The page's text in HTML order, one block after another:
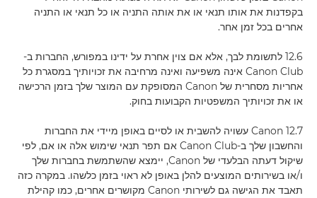
בקפדנות את אותו תנאי או את אותה התניה או כל תנאי או התניה
אחרים בכל זמן אחר.
12.6 לתשומת לבך, אלא אם צוין אחרת על ידינו במפורש, החברות ב-
Canon Club אינה משפיעה ואינה מרחיבה את זכויותיך במסגרת כל
אחריות מסחרית של Canon המסופקת עם המוצר שלך בזמן הרכישה
או את זכויותיך המשפטיות הקבועות בחוק.
12.7 Canon עשויה להשבית או לסיים באופן מיידי את החברות
והחשבון שלך ב-Canon Club אם תפר תנאי שימוש אלה או אם, לפי
שיקול דעתה הבלעדי של Canon, יימצא שהשתמשת בחברות שלך
ו/או בשירותים המוצעים להלן באופן לא ראוי בזמן כלשהו. במקרה כזה
תאבד את הגישה גם לשירותי Canon מקושרים אחרים, כמו קהילת